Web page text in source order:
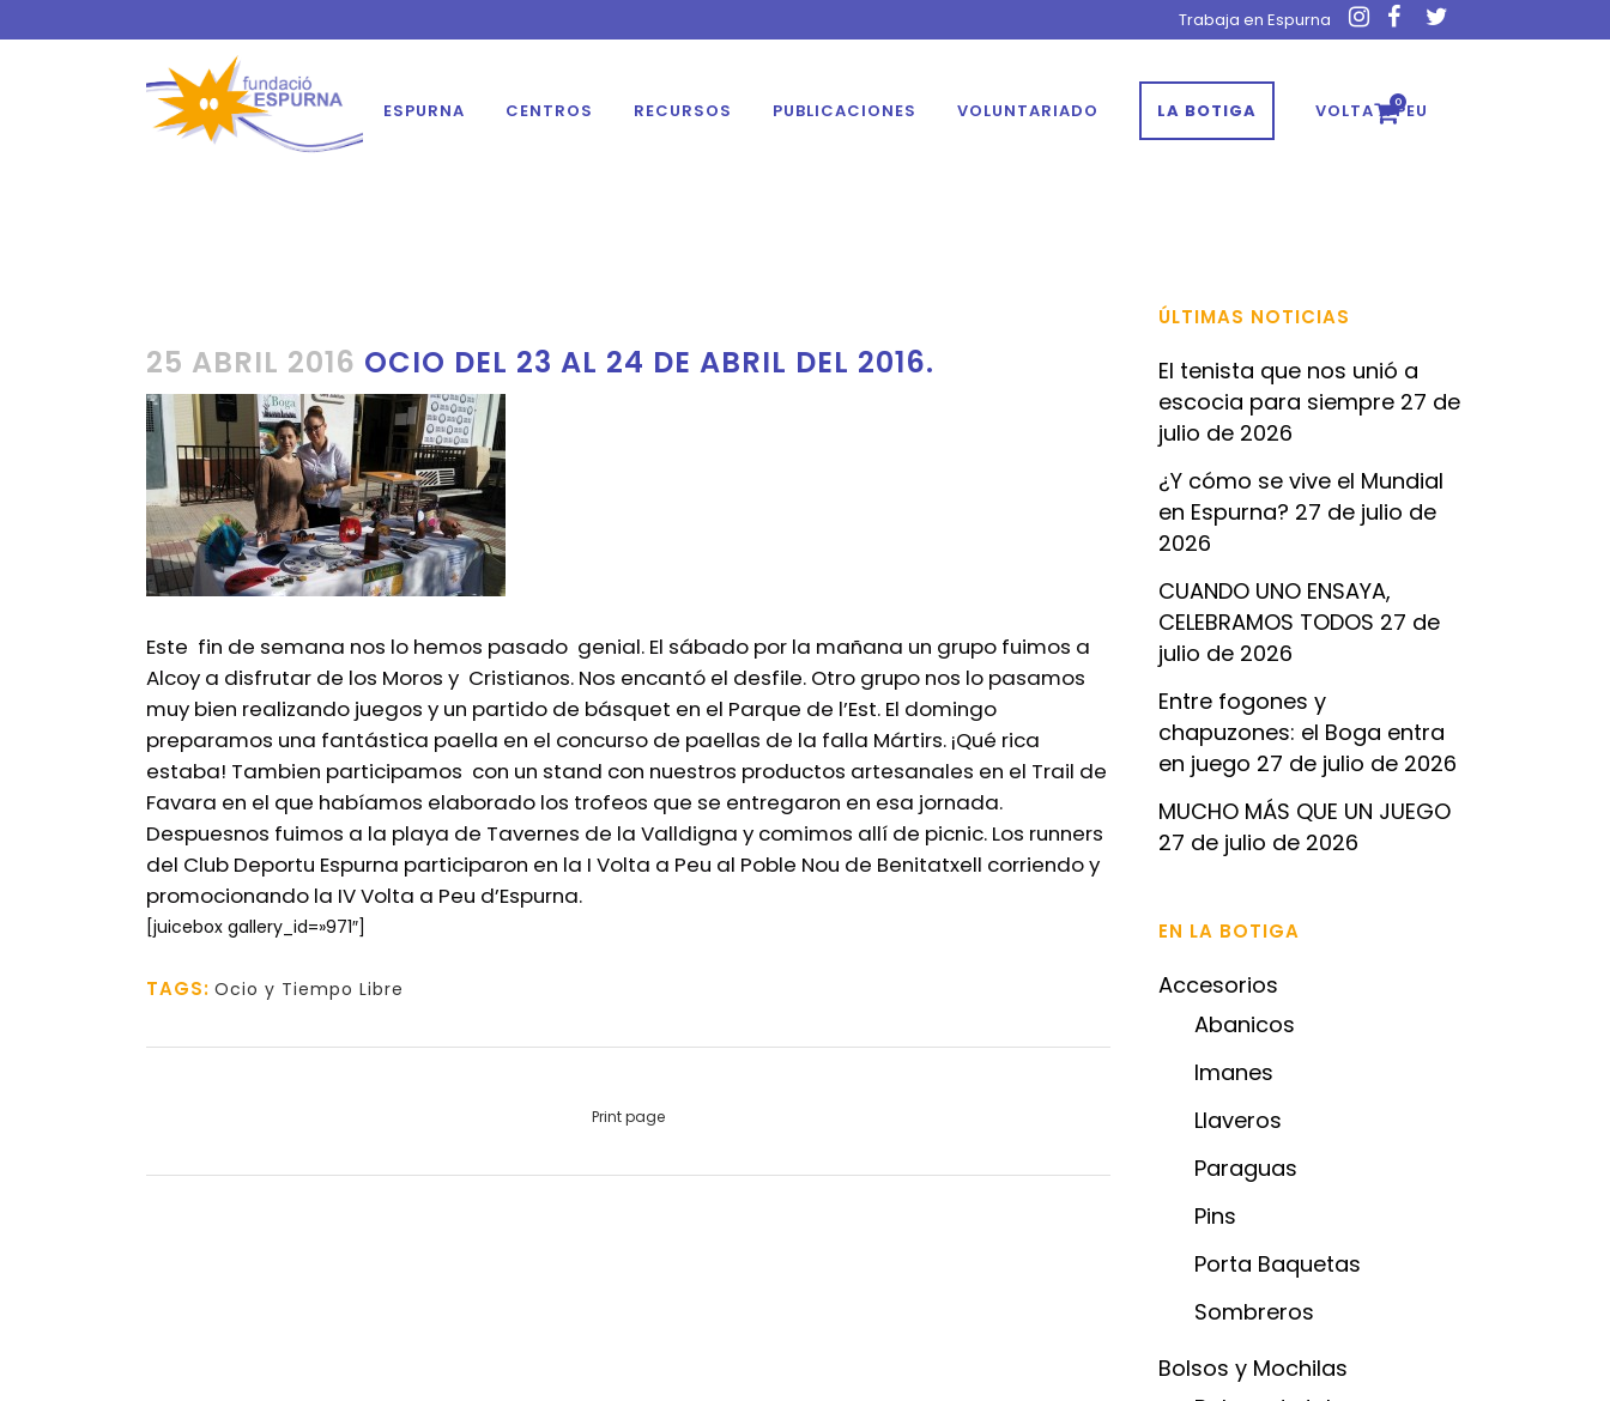
Trabaja en Espurna
0
ESPURNA CENTROS RECURSOS PUBLICACIONES VOLUNTARIADO LA BOTIGA VOLTA A PEU
25 ABRIL 2016 OCIO DEL 23 AL 24 DE ABRIL DEL 2016.
Este fin de semana nos lo hemos pasado genial. El sábado por la mañana un grupo fuimos a
Alcoy a disfrutar de los Moros y Cristianos. Nos encantó el desfile. Otro grupo nos lo pasamos
muy bien realizando juegos y un partido de básquet en el Parque de l’Est. El domingo
preparamos una fantástica paella en el concurso de paellas de la falla Mártirs. ¡Qué rica
estaba! Tambien participamos con un stand con nuestros productos artesanales en el Trail de
Favara en el que habíamos elaborado los trofeos que se entregaron en esa jornada.
Despuesnos fuimos a la playa de Tavernes de la Valldigna y comimos allí de picnic. Los runners
del Club Deportu Espurna participaron en la I Volta a Peu al Poble Nou de Benitatxell corriendo y
promocionando la IV Volta a Peu d’Espurna.
[juicebox gallery_id=»971″]
TAGS: Ocio y Tiempo Libre
Print page
ÚLTIMAS NOTICIAS
El tenista que nos unió a
escocia para siempre 27 de
julio de 2026
¿Y cómo se vive el Mundial
en Espurna? 27 de julio de
2026
CUANDO UNO ENSAYA,
CELEBRAMOS TODOS 27 de
julio de 2026
Entre fogones y
chapuzones: el Boga entra
en juego 27 de julio de 2026
MUCHO MÁS QUE UN JUEGO
27 de julio de 2026
EN LA BOTIGA
Accesorios
Abanicos
Imanes
Llaveros
Paraguas
Pins
Porta Baquetas
Sombreros
Bolsos y Mochilas